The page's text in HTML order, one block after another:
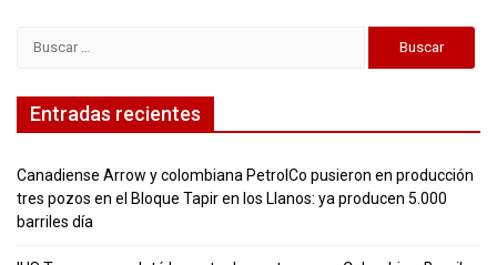
Entradas recientes
Canadiense Arrow y colombiana PetrolCo pusieron en producción
tres pozos en el Bloque Tapir en los Llanos: ya producen 5.000
barriles día